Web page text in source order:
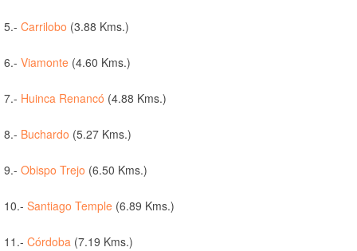
5.- Carrilobo (3.88 Kms.)
6.- Viamonte (4.60 Kms.)
7.- Huinca Renancó (4.88 Kms.)
8.- Buchardo (5.27 Kms.)
9.- Obispo Trejo (6.50 Kms.)
10.- Santiago Temple (6.89 Kms.)
11.- Córdoba (7.19 Kms.)